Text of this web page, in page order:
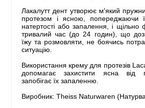
Лакалутт дент утворює м'який
протезом і ясною, попереджаючи
натертості або запалення, і щільно
тривалий час (до 24 годин), що
їжу та розмовляти, не боячись
ситуацію.
Використання крему для протезів
допомагає захистити ясна від
запобігає їх запаленню.
Виробник: Theiss Naturwaren